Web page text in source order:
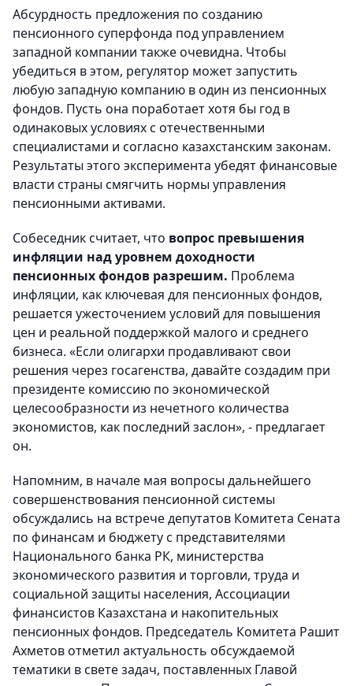
Абсурдность предложения по созданию
пенсионного суперфонда под управлением
западной компании также очевидна. Чтобы
убедиться в этом, регулятор может запустить
любую западную компанию в один из пенсионных
фондов. Пусть она поработает хотя бы год в
одинаковых условиях с отечественными
специалистами и согласно казахстанским законам.
Результаты этого эксперимента убедят финансовые
власти страны смягчить нормы управления
пенсионными активами.
Собеседник считает, что вопрос превышения
инфляции над уровнем доходности
пенсионных фондов разрешим. Проблема
инфляции, как ключевая для пенсионных фондов,
решается ужесточением условий для повышения
цен и реальной поддержкой малого и среднего
бизнеса. «Если олигархи продавливают свои
решения через госагенства, давайте создадим при
президенте комиссию по экономической
целесообразности из нечетного количества
экономистов, как последний заслон», - предлагает
он.
Напомним, в начале мая вопросы дальнейшего
совершенствования пенсионной системы
обсуждались на встрече депутатов Комитета Сената
по финансам и бюджету с представителями
Национального банка РК, министерства
экономического развития и торговли, труда и
социальной защиты населения, Ассоциации
финансистов Казахстана и накопительных
пенсионных фондов. Председатель Комитета Рашит
Ахметов отметил актуальность обсуждаемой
тематики в свете задач, поставленных Главой